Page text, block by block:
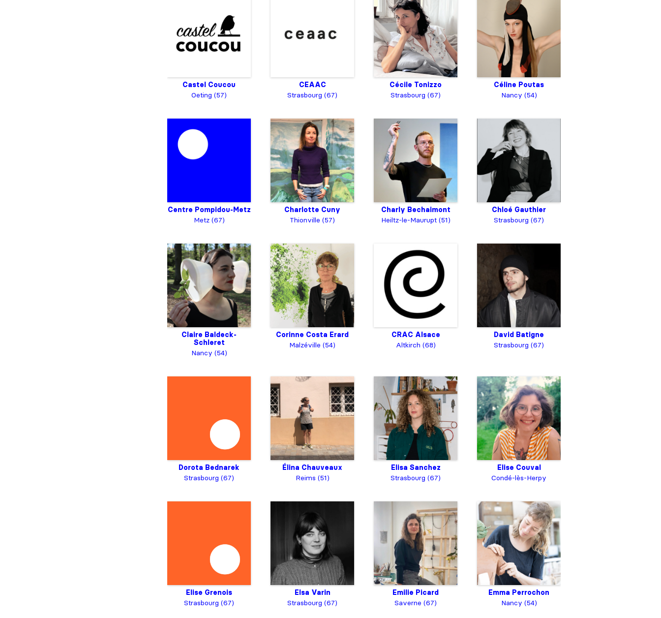
Castel Coucou
Oeting (57)
CEAAC
Strasbourg (67)
Cécile Tonizzo
Strasbourg (67)
Céline Poutas
Nancy (54)
Centre Pompidou-Metz
Metz (67)
Charlotte Cuny
Thionville (57)
Charly Bechaimont
Heiltz-le-Maurupt (51)
Chloé Gauthier
Strasbourg (67)
Claire Baldeck-
Schleret
Nancy (54)
Corinne Costa Erard
Malzéville (54)
CRAC Alsace
Altkirch (68)
David Batigne
Strasbourg (67)
Dorota Bednarek
Strasbourg (67)
Élina Chauveaux
Reims (51)
Elisa Sanchez
Strasbourg (67)
Elise Couval
Condé-lès-Herpy
Elise Grenois
Strasbourg (67)
Elsa Varin
Strasbourg (67)
Emilie Picard
Saverne (67)
Emma Perrochon
Nancy (54)